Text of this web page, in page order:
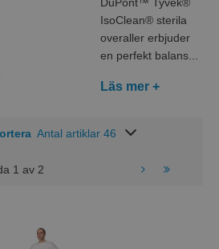
DuPont™ Tyvek®
IsoClean® sterila
overaller erbjuder
en perfekt balans...
Läs mer +
Antal artiklar 46
1 av 2